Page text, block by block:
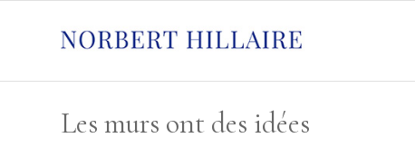
Les murs ont des idées